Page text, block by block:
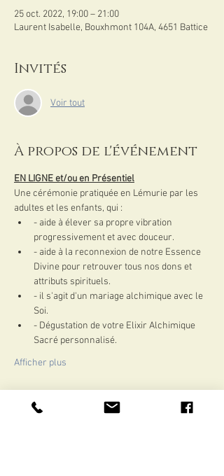
25 oct. 2022, 19:00 – 21:00
Laurent Isabelle, Bouxhmont 104A, 4651 Battice
Invités
Voir tout
À propos de l'événement
EN LIGNE et/ou en Présentiel
Une cérémonie pratiquée en Lémurie par les
adultes et les enfants, qui :
- aide à élever sa propre vibration
progressivement et avec douceur.
- aide à la reconnexion de notre Essence
Divine pour retrouver tous nos dons et
attributs spirituels.
- il s'agit d'un mariage alchimique avec le
Soi.
- Dégustation de votre Elixir Alchimique
Sacré personnalisé.
Afficher plus